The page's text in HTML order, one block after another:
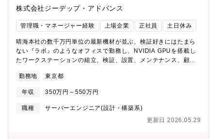
将来的にコーポレートITやセキュリティ領域の中核メンバーとし
て活躍いただくことも可能です。■医療ITという高いセキュリティ
レベルが求められる環境にて、情報セキュリティ領域の専門性を
株式会社ジーデップ・アドバンス
管理職・マネージャー経験 上場企業 正社員 土日休み
晴海本社の数千万円単位の最新機材が並ぶ、検証好きにはたまら
ない『ラボ』のようなオフィスで勤務し、NVIDIA GPUを搭載し
たワークステーションの組立、検証、設置、メンテナンス、顧客
ンの組立、動作確認・Linux／Windowsのインストール・初期設
定・ベンチマーク取得・顧客からの技術的な問い合わせ対応（メ
ール中心）・不具合の一次切り分け、上位エンジニアへのエスカ
レーション・クライアント先での設置作業（先輩同行）・一部サ
なく、原則定時退社です。 繁忙期（12月～3月）は残業が発生す
勤務地 東京都
年収 350万円～550万円
職種
サーバーエンジニア(設計・構築系)
更新日 2026.05.29